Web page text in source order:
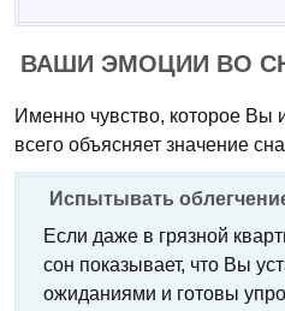
ВАШИ ЭМОЦИИ ВО
Именно чувство, которое Вы
всего объясняет значение
Испытывать
Если даже в грязной
сон показывает, что Вы
ожиданиями и готовы